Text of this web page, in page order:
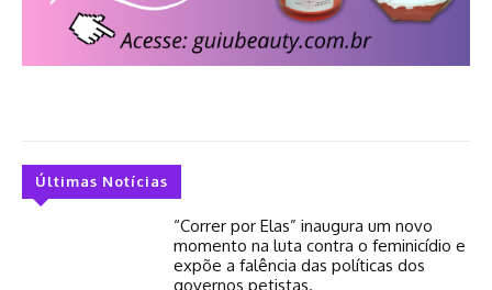
Últimas Notícias
“Correr por Elas” inaugura um novo
momento na luta contra o feminicídio e
expõe a falência das políticas dos
governos petistas.